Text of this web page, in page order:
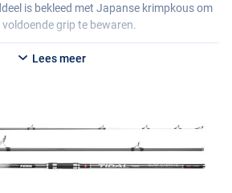
is bekleed met Japanse krimpkous om
grip te bewaren.
50-200
Lees meer